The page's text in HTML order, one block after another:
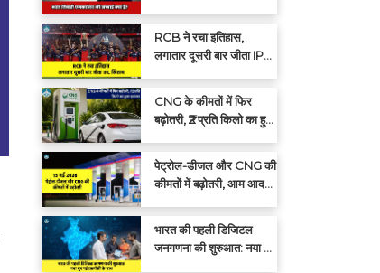
RCB ने रचा इतिहास,
लगातार दूसरी बार जीता IPL
CNG के कीमतों में फिर
बढ़ोतरी, ₹2 प्रति किलो का हुआ
पेट्रोल-डीजल और CNG की
कीमतों में बढ़ोतरी, आम आदमी
भारत की पहली डिजिटल
जनगणना की शुरुआत: नया युग